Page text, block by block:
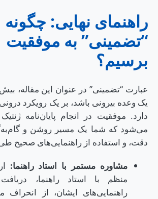
راهنمای نهایی: چگونه
“تضمینی” به موفقیت
برسیم؟
عبارت “تضمینی” در عنوان این مقاله،
یک وعده بیرونی باشد، بر یک رویکرد
دارد. موفقیت در انجام پایان‌نامه
می‌شود که شما یک مسیر روشن و
دقت، و استفاده از راهنمایی‌های صحیح
مشاوره مستمر با استاد راهنما:
منظم با استاد راهنما،
راهنمایی‌های ایشان، از